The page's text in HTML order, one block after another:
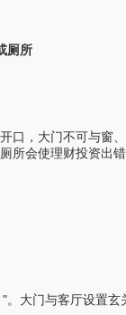
厕所
口，大门不可与窗
所会使理财投资出
。大门与客厅设置